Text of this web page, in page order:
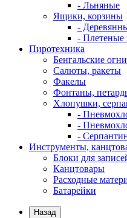
- Льняные
Ящики, корзины
-
- Плетеные
Пиротехника
Бенгальские огни
Салюты, ракеты
Факелы
Фонтаны,
Хлопушки,
-
-
-
Инструменты,
Блоки для
Канцтовары
Расходные
Батарейки
Назад